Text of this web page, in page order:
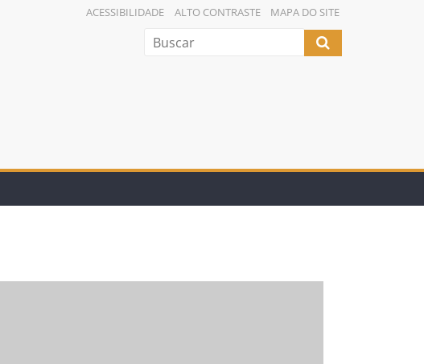
ACESSIBILIDADE ALTO CONTRASTE MAPA DO SITE